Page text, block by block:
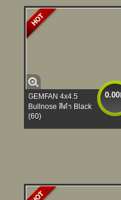
GEMFAN 4x4.5
Bullnose สีดำ Black
(60)